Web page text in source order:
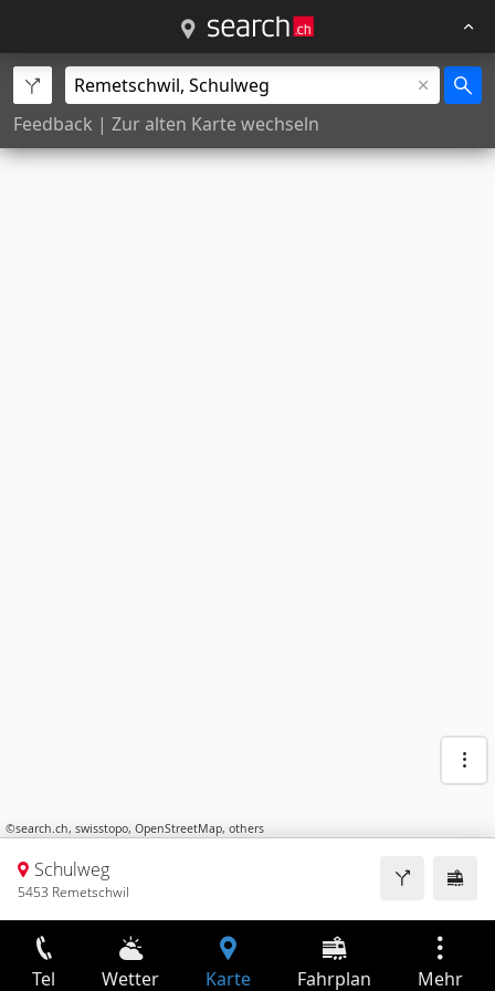
Feedback | Zur alten Karte wechseln
©search.ch, swisstopo, OpenStreetMap, others
Schulweg
5453 Remetschwil
Tel Wetter Karte Fahrplan Mehr